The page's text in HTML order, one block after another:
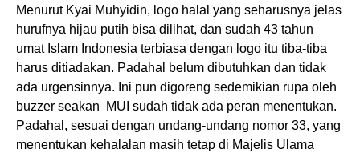
Menurut Kyai Muhyidin, logo halal yang seharusnya jelas
hurufnya hijau putih bisa dilihat, dan sudah 43 tahun
umat Islam Indonesia terbiasa dengan logo itu tiba-tiba
harus ditiadakan. Padahal belum dibutuhkan dan tidak
ada urgensinnya. Ini pun digoreng sedemikian rupa oleh
buzzer seakan MUI sudah tidak ada peran menentukan.
Padahal, sesuai dengan undang-undang nomor 33, yang
menentukan kehalalan masih tetap di Majelis Ulama